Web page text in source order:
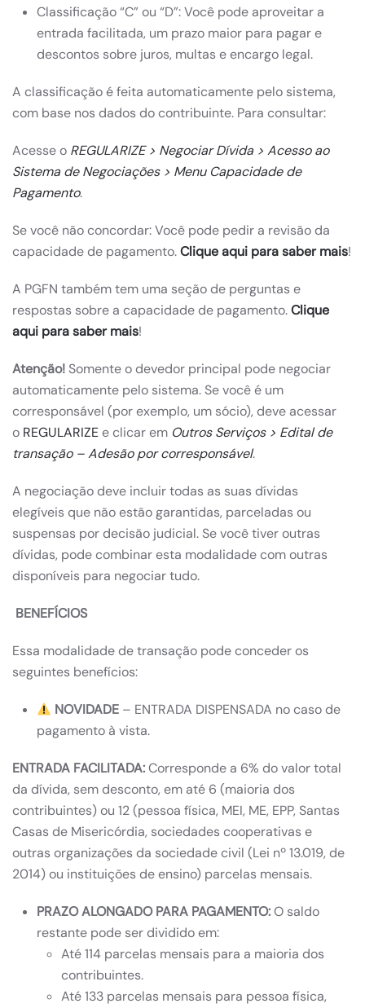
Classificação “C” ou “D”: Você pode aproveitar a
entrada facilitada, um prazo maior para pagar e
descontos sobre juros, multas e encargo legal.
A classificação é feita automaticamente pelo sistema,
com base nos dados do contribuinte. Para consultar:
Acesse o REGULARIZE> Negociar Dívida > Acesso ao
Sistema de Negociações > Menu Capacidade de
Pagamento.
Se você não concordar: Você pode pedir a revisão da
capacidade de pagamento.Clique aqui para saber mais!
A PGFN também tem uma seção de perguntas e
respostas sobre a capacidade de pagamento.Clique
aqui para saber mais!
Atenção! Somente o devedor principal pode negociar
automaticamente pelo sistema. Se você é um
corresponsável (por exemplo, um sócio), deve acessar
o REGULARIZEe clicar em Outros Serviços > Edital de
transação – Adesão por corresponsável.
A negociação deve incluir todas as suas dívidas
elegíveis que não estão garantidas, parceladas ou
suspensas por decisão judicial. Se você tiver outras
dívidas, pode combinar esta modalidade com outras
disponíveis para negociar tudo.
BENEFÍCIOS
Essa modalidade de transação pode conceder os
seguintes benefícios:
NOVIDADE – ENTRADA DISPENSADA no caso de
pagamento à vista.
ENTRADA FACILITADA:Corresponde a 6% do valor total
da dívida, sem desconto, em até 6 (maioria dos
contribuintes) ou 12 (pessoa física, MEI, ME, EPP, Santas
Casas de Misericórdia, sociedades cooperativas e
outras organizações da sociedade civil (Lei nº 13.019, de
2014) ou instituições de ensino) parcelas mensais.
PRAZO ALONGADO PARA PAGAMENTO:O saldo
restante pode ser dividido em:
Até 114 parcelas mensais para a maioria dos
contribuintes.
Até 133 parcelas mensais para pessoa física,